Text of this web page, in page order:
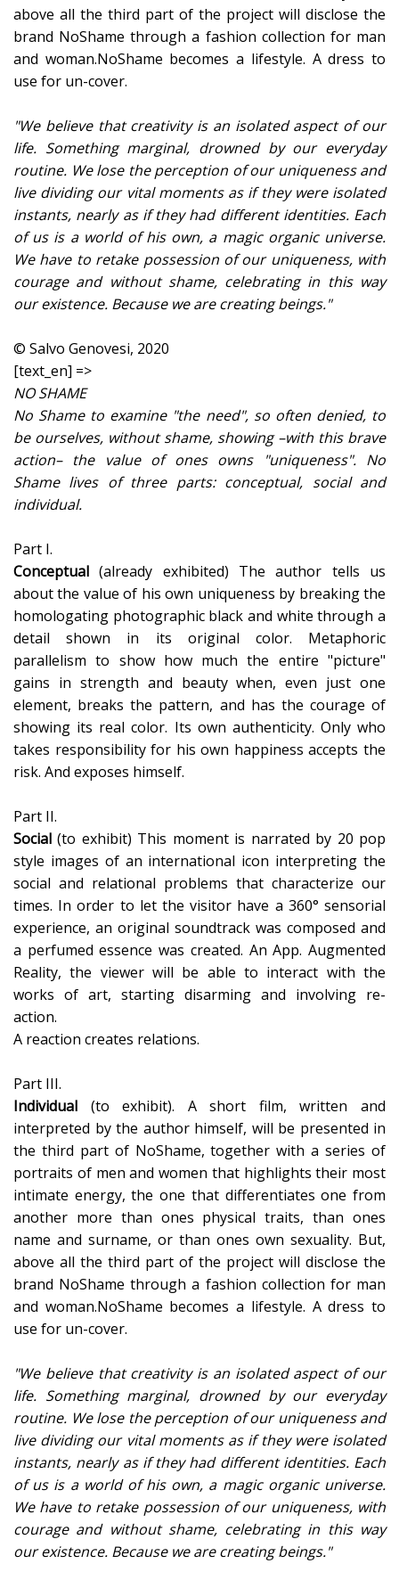
above all the third part of the project will disclose the
brand NoShame through a fashion collection for man
and woman.NoShame becomes a lifestyle. A dress to
use for un-cover.
"We believe that creativity is an isolated aspect of our
life. Something marginal, drowned by our everyday
routine. We lose the perception of our uniqueness and
live dividing our vital moments as if they were isolated
instants, nearly as if they had different identities. Each
of us is a world of his own, a magic organic universe.
We have to retake possession of our uniqueness, with
courage and without shame, celebrating in this way
our existence. Because we are creating beings."
© Salvo Genovesi, 2020
[text_en] =>
NO SHAME
No Shame to examine "the need", so often denied, to
be ourselves, without shame, showing –with this brave
action– the value of ones owns "uniqueness". No
Shame lives of three parts: conceptual, social and
individual.
Part I.
Conceptual(already exhibited) The author tells us
about the value of his own uniqueness by breaking the
homologating photographic black and white through a
detail shown in its original color. Metaphoric
parallelism to show how much the entire "picture"
gains in strength and beauty when, even just one
element, breaks the pattern, and has the courage of
showing its real color. Its own authenticity. Only who
takes responsibility for his own happiness accepts the
risk. And exposes himself.
Part II.
Social(to exhibit) This moment is narrated by 20 pop
style images of an international icon interpreting the
social and relational problems that characterize our
times. In order to let the visitor have a 360° sensorial
experience, an original soundtrack was composed and
a perfumed essence was created. An App. Augmented
Reality, the viewer will be able to interact with the
works of art, starting disarming and involving re-
action.
A reaction creates relations.
Part III.
Individual (to exhibit). A short film, written and
interpreted by the author himself, will be presented in
the third part of NoShame, together with a series of
portraits of men and women that highlights their most
intimate energy, the one that differentiates one from
another more than ones physical traits, than ones
name and surname, or than ones own sexuality. But,
above all the third part of the project will disclose the
brand NoShame through a fashion collection for man
and woman.NoShame becomes a lifestyle. A dress to
use for un-cover.
"We believe that creativity is an isolated aspect of our
life. Something marginal, drowned by our everyday
routine. We lose the perception of our uniqueness and
live dividing our vital moments as if they were isolated
instants, nearly as if they had different identities. Each
of us is a world of his own, a magic organic universe.
We have to retake possession of our uniqueness, with
courage and without shame, celebrating in this way
our existence. Because we are creating beings."